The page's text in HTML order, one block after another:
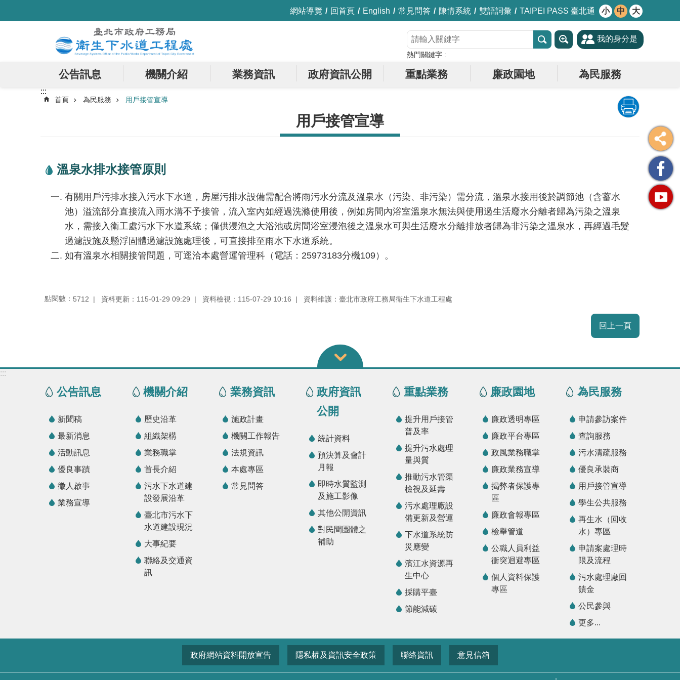
網站導覽 回首頁 English 常見問答 陳情系統 雙語詞彙 TAIPEI PASS 臺北通 小 中 大
熱門關鍵字
我的身分是
公告訊息 機關介紹 業務資訊 政府資訊公開 重點業務 廉政園地 為民服務
:::
首頁 為民服務 用戶接管宣導
用戶接管宣導
溫泉水排水接管原則
有關用戶污排水接入污水下水道，房屋污排水設備需配合將雨污水分流及溫泉水（污染、非污染）需分流，溫泉水接用後於調節池（含蓄水
池）溢流部分直接流入雨水溝不予接管，流入室內如經過洗滌使用後，例如房間內浴室溫泉水無法與使用過生活廢水分離者歸為污染之溫泉
水，需接入衛工處污水下水道系統；僅供浸泡之大浴池或房間浴室浸泡後之溫泉水可與生活廢水分離排放者歸為非污染之溫泉水，再經過毛髮
過濾設施及懸浮固體過濾設施處理後，可直接排至雨水下水道系統。
如有溫泉水相關接管問題，可逕洽本處營運管理科（電話：25973183分機109）。
點閱數： 5712 資料更新：115-01-29 09:29 資料檢視：115-07-29 10:16 資料維護：臺北市政府工務局衛生下水道工程處
回上一頁
:::
公告訊息
新聞稿
最新消息
活動訊息
優良事蹟
徵人啟事
業務宣導
機關介紹
歷史沿革
組織架構
業務職掌
首長介紹
污水下水道建
設發展沿革
臺北市污水下
水道建設現況
大事紀要
聯絡及交通資
訊
業務資訊
施政計畫
機關工作報告
法規資訊
本處專區
常見問答
政府資訊
公開
統計資料
預決算及會計
月報
即時水質監測
及施工影像
其他公開資訊
對民間團體之
補助
重點業務
提升用戶接管
普及率
提升污水處理
量與質
推動污水管渠
檢視及延壽
污水處理廠設
備更新及營運
下水道系統防
災應變
濱江水資源再
生中心
採購平臺
節能減碳
廉政園地
廉政透明專區
廉政平台專區
政風業務職掌
廉政業務宣導
揭弊者保護專
區
廉政會報專區
檢舉管道
公職人員利益
衝突迴避專區
個人資料保護
專區
為民服務
申請參訪案件
查詢服務
污水清疏服務
優良承裝商
用戶接管宣導
學生公共服務
再生水（回收
水）專區
申請案處理時
限及流程
污水處理廠回
饋金
公民參與
更多...
政府網站資料開放宣告 隱私權及資訊安全政策 聯絡資訊 意見信箱